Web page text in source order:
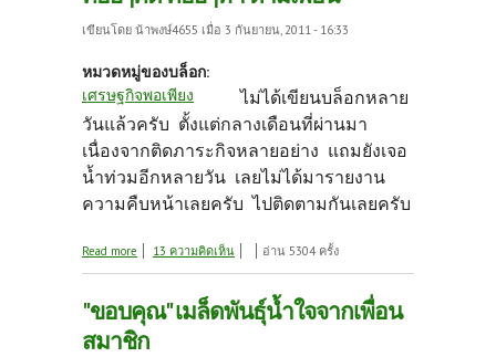
เขียนโดย น้าพงษ์4655 เมื่อ 3 กันยายน, 2011 - 16:33
หมวดหมู่ของบล็อก:
เศรษฐกิจพอเพียง
ไม่ได้เขียนบล็อกหลาย
วันแล้วครับ ตั้งแต่กลางเดือนที่ผ่านมา
เนื่องจากติดภาระกิจหลายอย่าง แถมยังเจอ
น้ำท่วมอีกหลายวัน เลยไม่ได้มารายงาน
ความคืบหน้าเลยครับ ไปติดตามกันเลยครับ
Read more about ค่อยๆคิด ค่อยๆทำ ตามเพื่อน
13 ความคิดเห็น อ่าน 5304 ครั้ง
"ขอบคุณ" เมล็ดพันธุ์น้ำใจจากเพื่อน
สมาชิก